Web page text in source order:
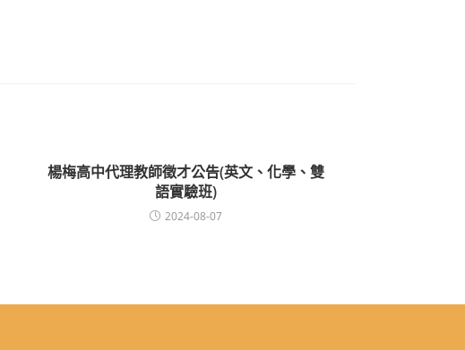
楊梅高中代理教師徵才公告(英文、化學、雙
語實驗班)
2024-08-07